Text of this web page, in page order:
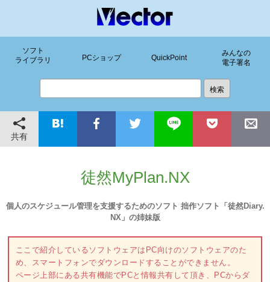
ソフト
ライブラリ
PCショップ QuickPoint
みんなの
電子署名
共有
徒然MyPlan.NX
個人のスケジュール管理を支援するためのソフト 拙作ソフト「徒然Diary.
NX」の姉妹版
ここで紹介しているソフトウェアはPC向けのソフトウェアのた
め、スマートフォンでダウンロードすることができません。
ページ上部にある共有機能でPCと情報共有して頂き、PCからダ